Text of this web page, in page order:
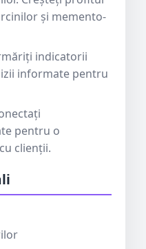
și memento-
indicatorii
informate pentru
pentru o
clienții.